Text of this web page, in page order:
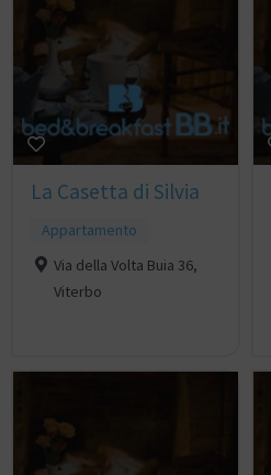
La Casetta di Silvia
Appartamento
Via della Volta Buia 36,
Viterbo